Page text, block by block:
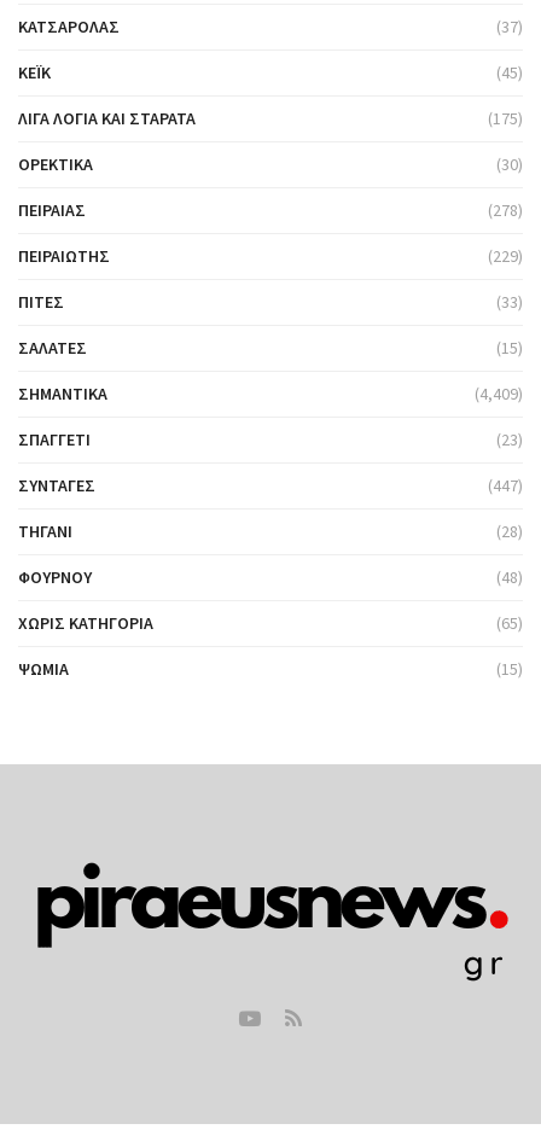
ΚΑΤΣΑΡΌΛΑΣ (37)
ΚΈΙΚ (45)
ΛΊΓΑ ΛΌΓΙΑ ΚΑΙ ΣΤΑΡΆΤΑ (175)
ΟΡΕΚΤΙΚΆ (30)
ΠΕΙΡΑΙΆΣ (278)
ΠΕΙΡΑΙΏΤΗΣ (229)
ΠΊΤΕΣ (33)
ΣΑΛΆΤΕΣ (15)
ΣΗΜΑΝΤΙΚΆ (4,409)
ΣΠΑΓΓΈΤΙ (23)
ΣΥΝΤΑΓΈΣ (447)
ΤΗΓΆΝΙ (28)
ΦΟΎΡΝΟΥ (48)
ΧΩΡΊΣ ΚΑΤΗΓΟΡΊΑ (65)
ΨΩΜΙΆ (15)